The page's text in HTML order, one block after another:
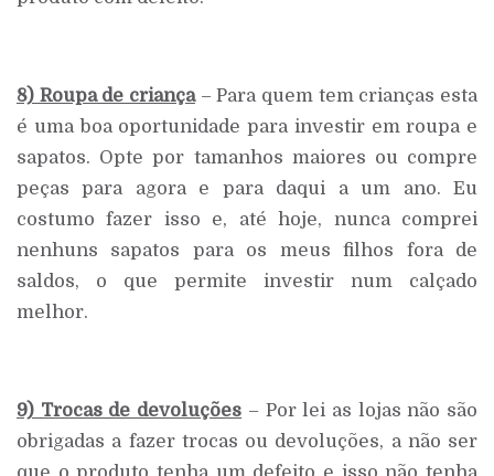
8) Roupa de criança– Para quem tem crianças esta
é uma boa oportunidade para investir em roupa e
sapatos. Opte por tamanhos maiores ou compre
peças para agora e para daqui a um ano. Eu
costumo fazer isso e, até hoje, nunca comprei
nenhuns sapatos para os meus filhos fora de
saldos, o que permite investir num calçado
melhor.
9) Trocas de devoluções – Por lei as lojas não são
obrigadas a fazer trocas ou devoluções, a não ser